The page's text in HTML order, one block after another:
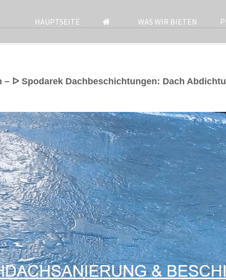
HAUPTSEITE WAS WIR BIETEN
– ᐅ Spodarek Dachbeschichtungen: Dach